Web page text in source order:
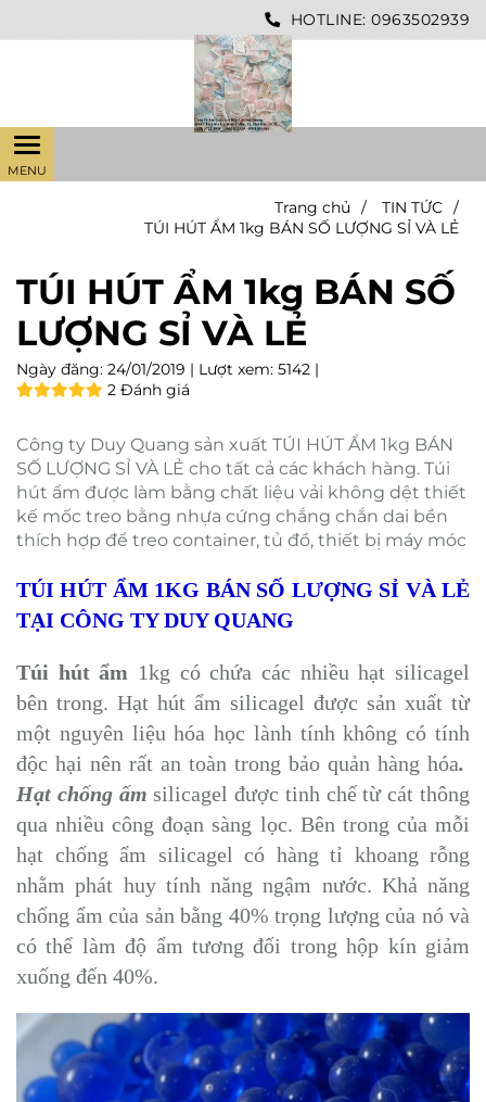
HOTLINE: 0963502939
Trang chủ / TIN TỨC /
TÚI HÚT ẨM 1kg BÁN SỐ LƯỢNG SỈ VÀ LẺ
TÚI HÚT ẨM 1kg BÁN SỐ
LƯỢNG SỈ VÀ LẺ
Ngày đăng: 24/01/2019 | Lượt xem: 5142 |
2 Đánh giá
Công ty Duy Quang sản xuất TÚI HÚT ẨM 1kg BÁN
SỐ LƯỢNG SỈ VÀ LẺ cho tất cả các khách hàng. Túi
hút ẩm được làm bằng chất liệu vải không dệt thiết
kế mốc treo bằng nhựa cứng chắng chắn dai bền
thích hợp để treo container, tủ đồ, thiết bị máy móc
TÚI HÚT ẨM 1KG BÁN SỐ LƯỢNG SỈ VÀ LẺ
TẠI CÔNG TY DUY QUANG
Túi hút ẩm 1kg có chứa các nhiều hạt silicagel
bên trong. Hạt hút ẩm silicagel được sản xuất từ
một nguyên liệu hóa học lành tính không có tính
độc hại nên rất an toàn trong bảo quản hàng hóa.
Hạt chống ấmsilicagel được tinh chế từ cát thông
qua nhiều công đoạn sàng lọc. Bên trong của mỗi
hạt chống ẩm silicagel có hàng tỉ khoang rỗng
nhằm phát huy tính năng ngậm nước. Khả năng
chống ẩm của sản bằng 40% trọng lượng của nó và
có thể làm độ ẩm tương đối trong hộp kín giảm
xuống đến 40%.